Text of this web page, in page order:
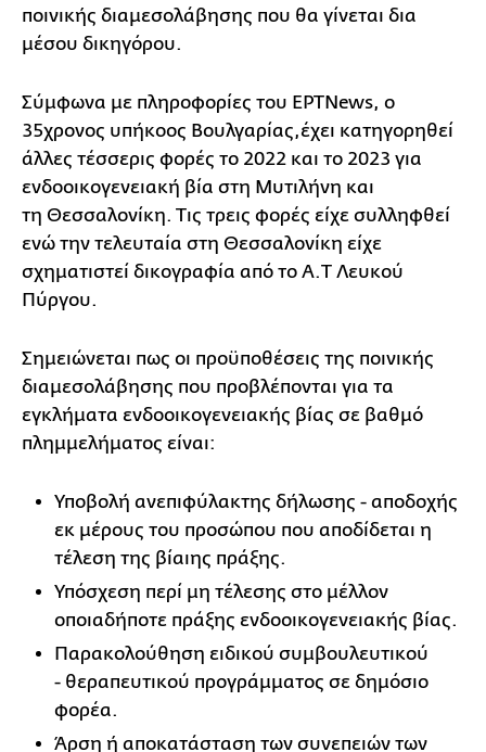
ποινικής διαμεσολάβησης που θα γίνεται δια
μέσου δικηγόρου.
Σύμφωνα με πληροφορίες του EΡΤNews, ο
35χρονος υπήκοος Βουλγαρίας,έχει κατηγορηθεί
άλλες τέσσερις φορές το 2022 και το 2023 για
ενδοοικογενειακή βία στη Μυτιλήνη και
τη Θεσσαλονίκη. Τις τρεις φορές είχε συλληφθεί
ενώ την τελευταία στη Θεσσαλονίκη είχε
σχηματιστεί δικογραφία από το Α.Τ Λευκού
Πύργου.
Σημειώνεται πως οι προϋποθέσεις της ποινικής
διαμεσολάβησης που προβλέπονται για τα
εγκλήματα ενδοοικογενειακής βίας σε βαθμό
πλημμελήματος είναι:
Υποβολή ανεπιφύλακτης δήλωσης - αποδοχής
εκ μέρους του προσώπου που αποδίδεται η
τέλεση της βίαιης πράξης.
Υπόσχεση περί μη τέλεσης στο μέλλον
οποιαδήποτε πράξης ενδοοικογενειακής βίας.
Παρακολούθηση ειδικού συμβουλευτικού
- θεραπευτικού προγράμματος σε δημόσιο
φορέα.
Άρση ή αποκατάσταση των συνεπειών των